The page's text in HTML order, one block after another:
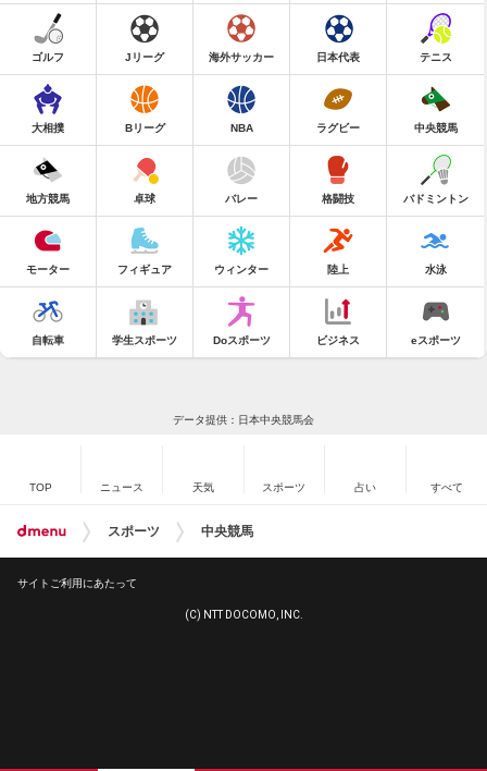
ゴルフ Jリーグ 海外サッカー 日本代表 テニス
大相撲 Bリーグ NBA ラグビー 中央競馬
地方競馬 卓球 バレー 格闘技 バドミントン
モーター フィギュア ウィンター 陸上 水泳
自転車 学生スポーツ Doスポーツ ビジネス eスポーツ
データ提供：日本中央競馬会
TOP ニュース 天気 スポーツ 占い すべて
スポーツ 中央競馬
サイトご利用にあたって
(C) NTT DOCOMO, INC.